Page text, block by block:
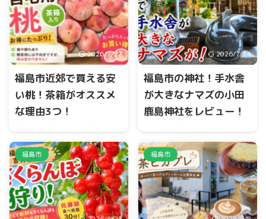
2026/7/27
福島市近郊で買える安
い桃！茶箱がオススメ
な理由3つ！
見町の福島盆地では、桃のシ
ーズンになると茶箱が大量に
出荷されます。 とくに桃の品
種『あかつき』のシーズンは
桃で溢れます。 道の駅、JA直
売所、いろんな場所で購入す
ることができます。
2026/7/14
福島市の神社！手水舎
が大きなナマズの小田
鹿島神社をレビュー！
が大きなナマズの珍しい神社
があります。 センサーが付い
ており、目の前に立つと、口
元から水がでます。 小田鹿島
神社のHP
福島市 福島市